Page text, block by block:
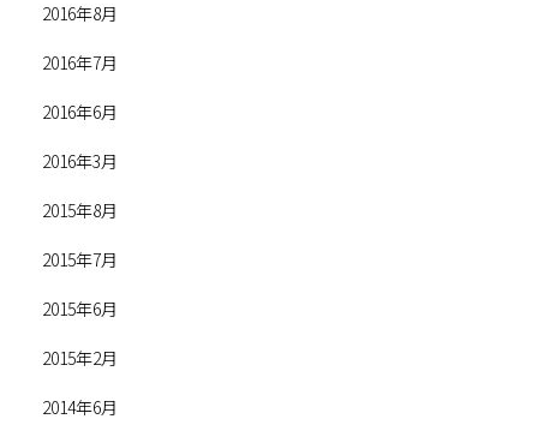
2016年8月
2016年7月
2016年6月
2016年3月
2015年8月
2015年7月
2015年6月
2015年2月
2014年6月